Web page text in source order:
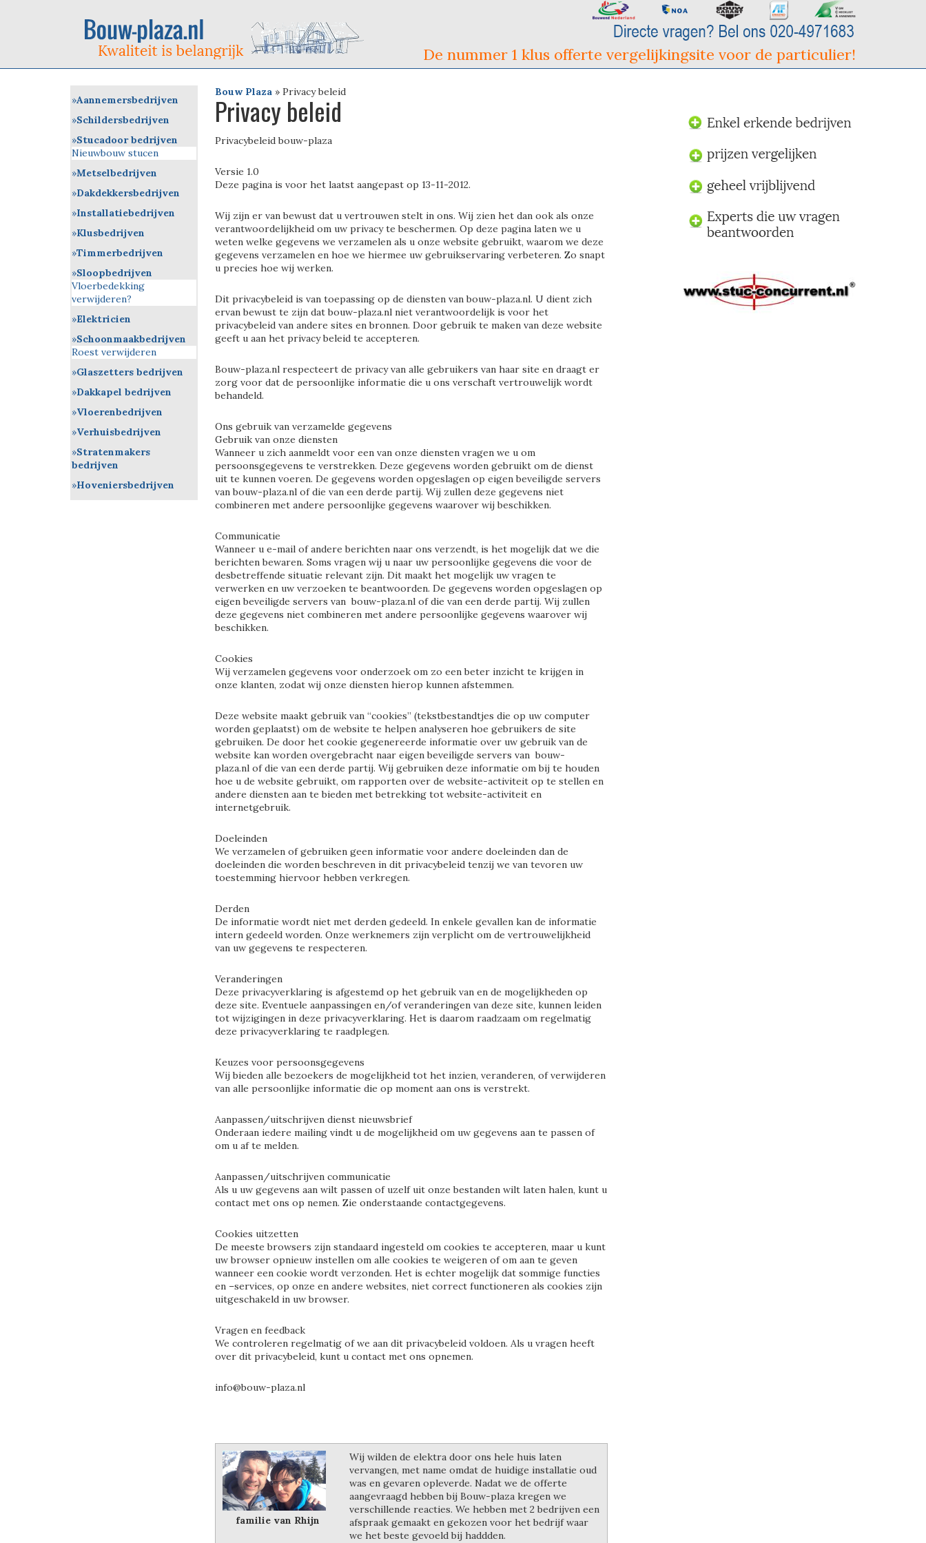
De nummer 1 klus offerte vergelijkingsite voor de particulier!
Bouw Plaza » Privacy beleid
Privacy beleid
Privacybeleid bouw-plaza
Versie 1.0
Deze pagina is voor het laatst aangepast op 13-11-2012.
Wij zijn er van bewust dat u vertrouwen stelt in ons. Wij zien het dan ook als onze
verantwoordelijkheid om uw privacy te beschermen. Op deze pagina laten we u
weten welke gegevens we verzamelen als u onze website gebruikt, waarom we deze
gegevens verzamelen en hoe we hiermee uw gebruikservaring verbeteren. Zo snapt
u precies hoe wij werken.
Dit privacybeleid is van toepassing op de diensten van bouw-plaza.nl. U dient zich
ervan bewust te zijn dat bouw-plaza.nl niet verantwoordelijk is voor het
privacybeleid van andere sites en bronnen. Door gebruik te maken van deze website
geeft u aan het privacy beleid te accepteren.
Bouw-plaza.nl respecteert de privacy van alle gebruikers van haar site en draagt er
zorg voor dat de persoonlijke informatie die u ons verschaft vertrouwelijk wordt
behandeld.
Ons gebruik van verzamelde gegevens
Gebruik van onze diensten
Wanneer u zich aanmeldt voor een van onze diensten vragen we u om
persoonsgegevens te verstrekken. Deze gegevens worden gebruikt om de dienst
uit te kunnen voeren. De gegevens worden opgeslagen op eigen beveiligde servers
van bouw-plaza.nl of die van een derde partij. Wij zullen deze gegevens niet
combineren met andere persoonlijke gegevens waarover wij beschikken.
Communicatie
Wanneer u e-mail of andere berichten naar ons verzendt, is het mogelijk dat we die
berichten bewaren. Soms vragen wij u naar uw persoonlijke gegevens die voor de
desbetreffende situatie relevant zijn. Dit maakt het mogelijk uw vragen te
verwerken en uw verzoeken te beantwoorden. De gegevens worden opgeslagen op
eigen beveiligde servers van bouw-plaza.nl of die van een derde partij. Wij zullen
deze gegevens niet combineren met andere persoonlijke gegevens waarover wij
beschikken.
Cookies
Wij verzamelen gegevens voor onderzoek om zo een beter inzicht te krijgen in
onze klanten, zodat wij onze diensten hierop kunnen afstemmen.
Deze website maakt gebruik van “cookies” (tekstbestandtjes die op uw computer
worden geplaatst) om de website te helpen analyseren hoe gebruikers de site
gebruiken. De door het cookie gegenereerde informatie over uw gebruik van de
website kan worden overgebracht naar eigen beveiligde servers van bouw-
plaza.nl of die van een derde partij. Wij gebruiken deze informatie om bij te houden
hoe u de website gebruikt, om rapporten over de website-activiteit op te stellen en
andere diensten aan te bieden met betrekking tot website-activiteit en
internetgebruik.
Doeleinden
We verzamelen of gebruiken geen informatie voor andere doeleinden dan de
doeleinden die worden beschreven in dit privacybeleid tenzij we van tevoren uw
toestemming hiervoor hebben verkregen.
Derden
De informatie wordt niet met derden gedeeld. In enkele gevallen kan de informatie
intern gedeeld worden. Onze werknemers zijn verplicht om de vertrouwelijkheid
van uw gegevens te respecteren.
Veranderingen
Deze privacyverklaring is afgestemd op het gebruik van en de mogelijkheden op
deze site. Eventuele aanpassingen en/of veranderingen van deze site, kunnen leiden
tot wijzigingen in deze privacyverklaring. Het is daarom raadzaam om regelmatig
deze privacyverklaring te raadplegen.
Keuzes voor persoonsgegevens
Wij bieden alle bezoekers de mogelijkheid tot het inzien, veranderen, of verwijderen
van alle persoonlijke informatie die op moment aan ons is verstrekt.
Aanpassen/uitschrijven dienst nieuwsbrief
Onderaan iedere mailing vindt u de mogelijkheid om uw gegevens aan te passen of
om u af te melden.
Aanpassen/uitschrijven communicatie
Als u uw gegevens aan wilt passen of uzelf uit onze bestanden wilt laten halen, kunt u
contact met ons op nemen. Zie onderstaande contactgegevens.
Cookies uitzetten
De meeste browsers zijn standaard ingesteld om cookies te accepteren, maar u kunt
uw browser opnieuw instellen om alle cookies te weigeren of om aan te geven
wanneer een cookie wordt verzonden. Het is echter mogelijk dat sommige functies
en –services, op onze en andere websites, niet correct functioneren als cookies zijn
uitgeschakeld in uw browser.
Vragen en feedback
We controleren regelmatig of we aan dit privacybeleid voldoen. Als u vragen heeft
over dit privacybeleid, kunt u contact met ons opnemen.
info@bouw-plaza.nl
familie van Rhijn
Wij wilden de elektra door ons hele huis laten
vervangen, met name omdat de huidige installatie oud
was en gevaren opleverde. Nadat we de offerte
aangevraagd hebben bij Bouw-plaza kregen we
verschillende reacties. We hebben met 2 bedrijven een
afspraak gemaakt en gekozen voor het bedrijf waar
we het beste gevoeld bij haddden.
Aannemersbedrijven
Schildersbedrijven
Stucadoor bedrijven
Nieuwbouw stucen
Metselbedrijven
Dakdekkersbedrijven
Installatiebedrijven
Klusbedrijven
Timmerbedrijven
Sloopbedrijven
Vloerbedekking
verwijderen?
Elektricien
Schoonmaakbedrijven
Roest verwijderen
Glaszetters bedrijven
Dakkapel bedrijven
Vloerenbedrijven
Verhuisbedrijven
Stratenmakers
bedrijven
Hoveniersbedrijven